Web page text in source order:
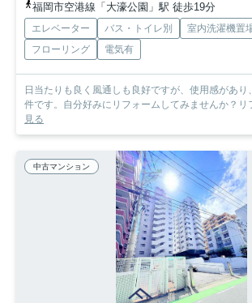
福岡市空港線「大濠公園」駅 徒歩19分
エレベーター バス・トイレ別 室内洗濯機置
フローリング
電気有
日当たりも良く風通しも良好ですが、使用感があり
件です。自分好みにリフォームしてみませんか？リ
見る
中古マンション